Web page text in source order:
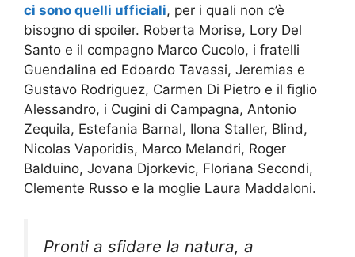
ci sono quelli ufficiali, per i quali non c’è
bisogno di spoiler. Roberta Morise, Lory Del
Santo e il compagno Marco Cucolo, i fratelli
Guendalina ed Edoardo Tavassi, Jeremias e
Gustavo Rodriguez, Carmen Di Pietro e il figlio
Alessandro, i Cugini di Campagna, Antonio
Zequila, Estefania Barnal, Ilona Staller, Blind,
Nicolas Vaporidis, Marco Melandri, Roger
Balduino, Jovana Djorkevic, Floriana Secondi,
Clemente Russo e la moglie Laura Maddaloni.
Pronti a sfidare la natura, a